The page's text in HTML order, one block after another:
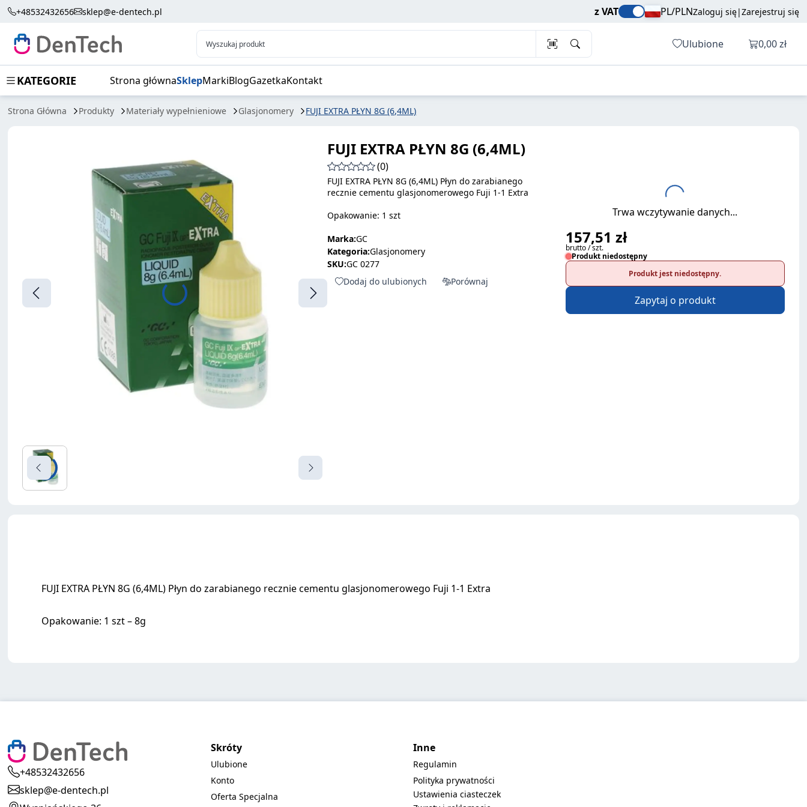
+48532432656 sklep@e-dentech.pl z VAT PL/PLNZaloguj się|Zarejestruj się
Wyszukaj produkt Ulubione Otwórz
0,00 zł
KATEGORIE Strona głównaSklepMarkiBlogGazetkaKontakt
Strona Główna Produkty Materiały wypełnieniowe Glasjonomery FUJI EXTRA PŁYN 8G (6,4ML)
FUJI EXTRA PŁYN 8G (6,4ML) brutto / szt. Dodaj do koszyka
FUJI EXTRA PŁYN 8G (6,4ML)
(0)
FUJI EXTRA PŁYN 8G (6,4ML) Płyn do zarabianego
recznie cementu glasjonomerowego Fuji 1-1 Extra
Opakowanie: 1 szt
Marka:GC
Kategoria:Glasjonomery
SKU:GC 0277
Dodaj do ulubionych
Porównaj
Trwa wczytywanie danych...
157,51 zł
brutto / szt.
Produkt niedostępny
Produkt jest niedostępny.
Zapytaj o produkt
FUJI EXTRA PŁYN 8G (6,4ML) Płyn do zarabianego recznie cementu glasjonomerowego Fuji 1-1 Extra
Opakowanie: 1 szt – 8g
+48532432656
sklep@e-dentech.pl
Skróty
Ulubione
Konto
Oferta Specjalna
Inne
Regulamin
Polityka prywatności
Ustawienia ciasteczek